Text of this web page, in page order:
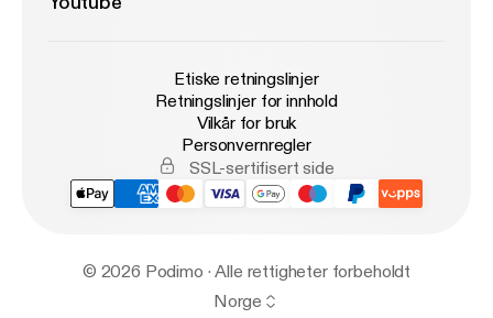
Etiske retningslinjer
Retningslinjer for innhold
Vilkår for bruk
Personvernregler
SSL-sertifisert side
© 2026 Podimo · Alle rettigheter forbeholdt
Norge